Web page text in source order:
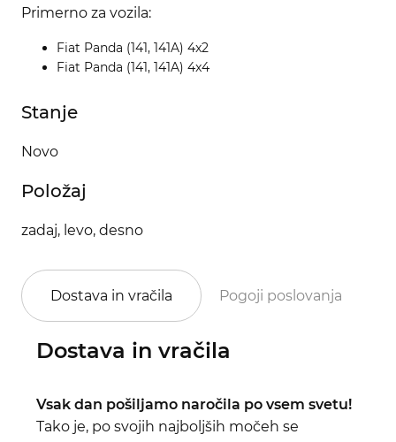
Primerno za vozila:
Fiat Panda (141, 141A) 4x2
Fiat Panda (141, 141A) 4x4
Stanje
Novo
Položaj
zadaj, levo, desno
Dostava in vračila Pogoji poslovanja
Dostava in vračila
Vsak dan pošiljamo naročila po vsem svetu!
Tako je, po svojih najboljših močeh se